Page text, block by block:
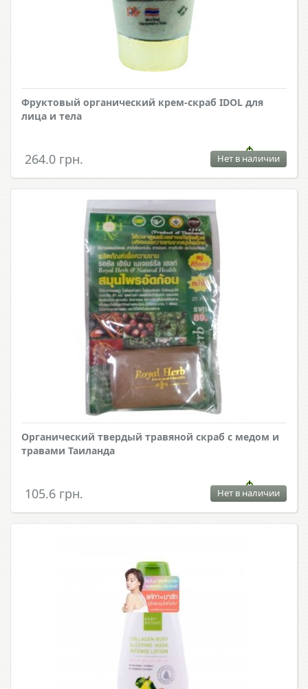
Фруктовый органический крем-скраб IDOL для
лица и тела
264.0 грн. Нет в наличии
Органический твердый травяной скраб с медом и
травами Таиланда
105.6 грн. Нет в наличии